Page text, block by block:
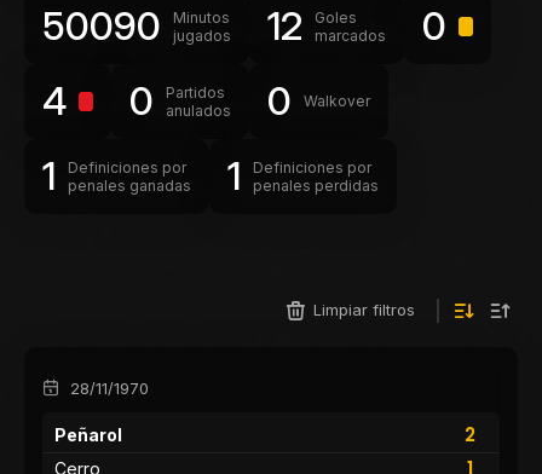
50090
Minutos
jugados
12
Goles
marcados
0
4
0
Partidos
anulados
0 Walkover
1
Definiciones por
penales ganadas
1
Definiciones por
penales perdidas
Limpiar filtros
28/11/1970
Peñarol
2
1
Cerro